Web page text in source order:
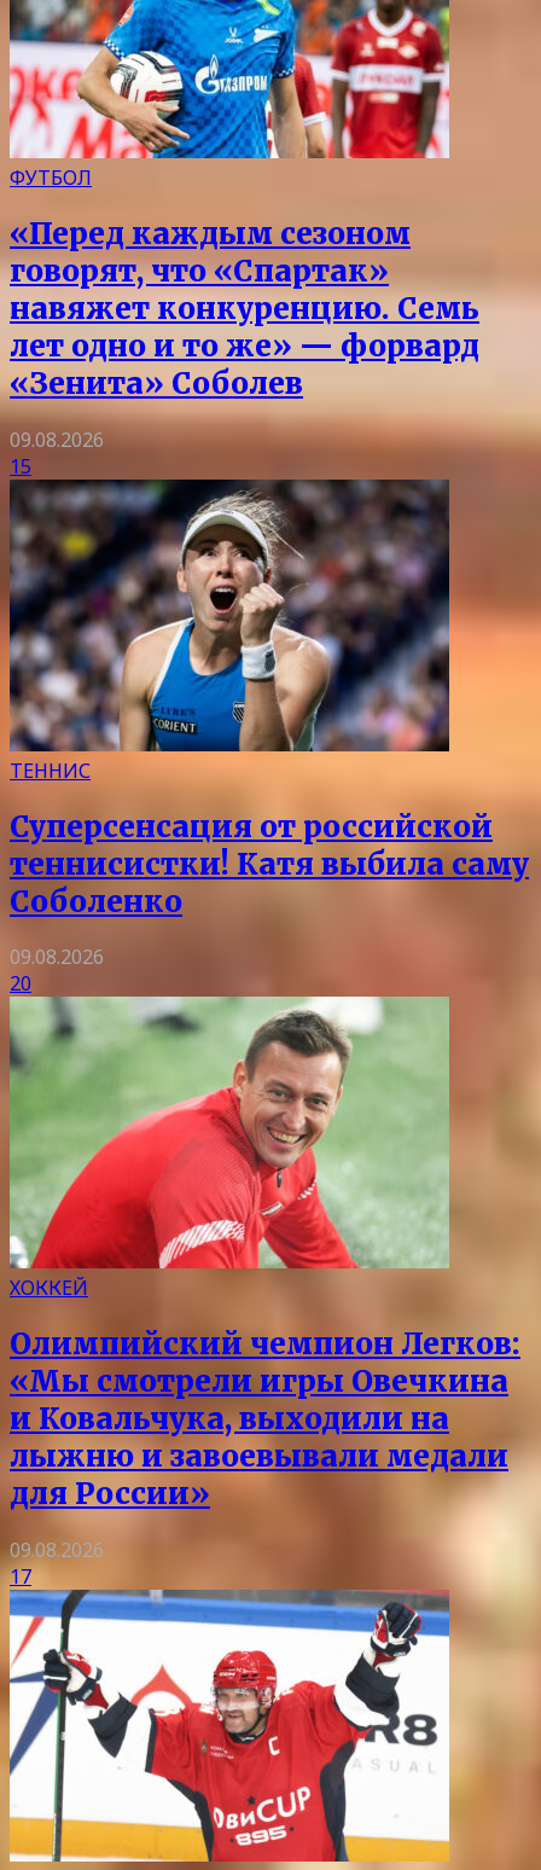
ФУТБОЛ
«Перед каждым сезоном
говорят, что «Спартак»
навяжет конкуренцию. Семь
лет одно и то же» — форвард
«Зенита» Соболев
09.08.2026
15
ТЕННИС
Суперсенсация от российской
теннисистки! Катя выбила саму
Соболенко
09.08.2026
20
ХОККЕЙ
Олимпийский чемпион Легков:
«Мы смотрели игры Овечкина
и Ковальчука, выходили на
лыжню и завоевывали медали
для России»
09.08.2026
17